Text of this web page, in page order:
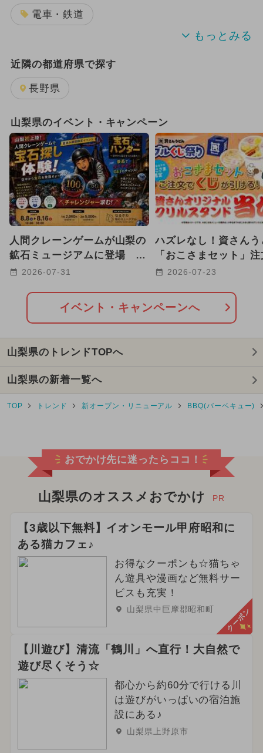
電車・鉄道
プール スキー場
室内遊園地(屋内遊園地)
近隣の都道府県で探す
長野県
山梨県のイベント・キャンペーン
人間クレーンゲームが山梨の
鉱石ミュージアムに登場 ダ
イヤモンドGetのチャンス
2026-07-31
ハズレなし！資さんう
「おこさまセット」
じが引ける夏のキャ
2026-07-23
イベント・キャンペーンへ
山梨県のトレンドTOPへ
山梨県の新着一覧へ
TOP トレンド 新オープン・リニューアル BBQ(バーベキュー)
おでかけ先に迷ったらココ！
山梨県のオススメおでかけ PR
【3歳以下無料】イオンモール甲府昭和に
ある猫カフェ♪
お得なクーポンも☆猫ちゃ
ん遊具や漫画など無料サー
ビスも充実！
山梨県中巨摩郡昭和町 クーポン
【川遊び】清流「鶴川」へ直行！大自然で
遊び尽くそう☆
都心から約60分で行ける川
は遊びがいっぱいの宿泊施
設にある♪
山梨県上野原市